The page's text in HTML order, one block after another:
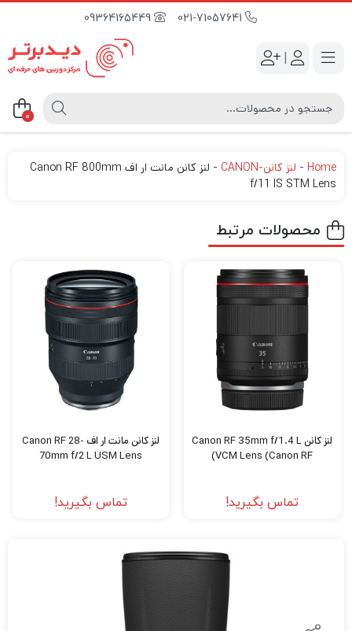
09364165449
|
0
Home
- لنز کانن-CANON -
لنز کانن مانت ار اف Canon RF 800mm
f/11 IS STM Lens
محصولات مرتبط
لنز کانن Canon RF 35mm f/1.4 L
VCM Lens (Canon RF)
تماس بگیرید!
لنز کانن مانت ار اف Canon RF 28-
70mm f/2 L USM Lens
تماس بگیرید!